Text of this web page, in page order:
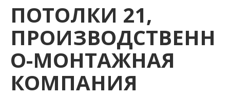
ПОТОЛКИ 21,
ПРОИЗВОДСТВЕНН
О-МОНТАЖНАЯ
КОМПАНИЯ